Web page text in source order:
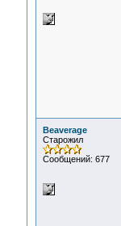
Beaverage
Старожил
Сообщений: 677